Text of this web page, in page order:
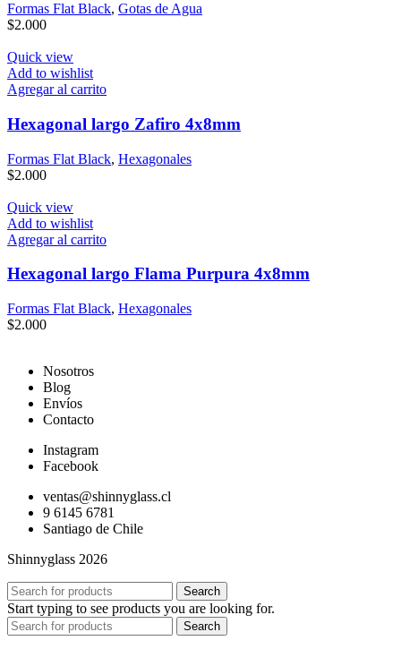
Formas Flat Black, Gotas de Agua
$2.000
Quick view
Add to wishlist
Agregar al carrito
Hexagonal largo Zafiro 4x8mm
Formas Flat Black, Hexagonales
$2.000
Quick view
Add to wishlist
Agregar al carrito
Hexagonal largo Flama Purpura 4x8mm
Formas Flat Black, Hexagonales
$2.000
Nosotros
Blog
Envíos
Contacto
Instagram
Facebook
ventas@shinnyglass.cl
9 6145 6781
Santiago de Chile
Shinnyglass 2026
Search
Start typing to see products you are looking for.
Search